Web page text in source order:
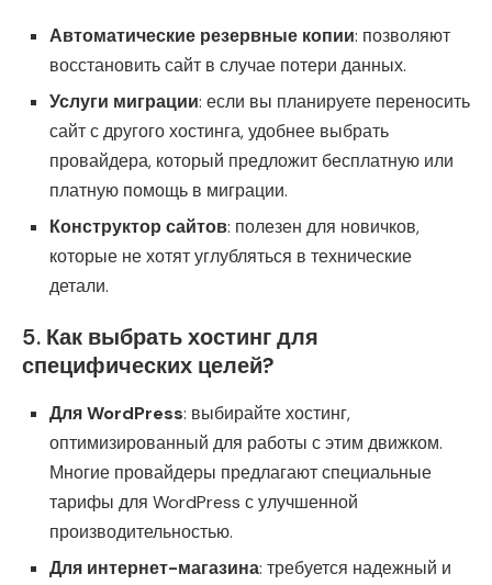
Автоматические резервные копии: позволяют
восстановить сайт в случае потери данных.
Услуги миграции: если вы планируете переносить
сайт с другого хостинга, удобнее выбрать
провайдера, который предложит бесплатную или
платную помощь в миграции.
Конструктор сайтов: полезен для новичков,
которые не хотят углубляться в технические
детали.
5. Как выбрать хостинг для
специфических целей?
Для WordPress: выбирайте хостинг,
оптимизированный для работы с этим движком.
Многие провайдеры предлагают специальные
тарифы для WordPress с улучшенной
производительностью.
Для интернет-магазина: требуется надежный и